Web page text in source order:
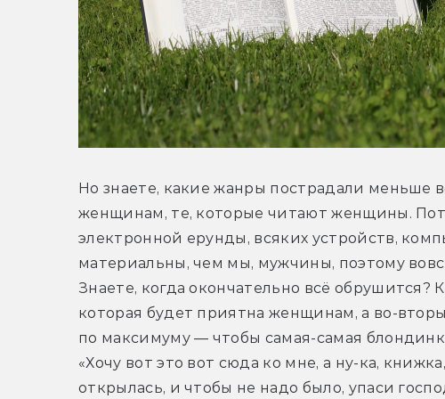
Но знаете, какие жанры пострадали меньше
женщинам, те, которые читают женщины.
электронной ерунды, всяких устройств,
материальны, чем мы, мужчины, поэтому
Знаете, когда окончательно всё обрушится?
которая будет приятна женщинам, а во-
по максимуму — чтобы самая-самая
«Хочу вот это вот сюда ко мне, а ну-ка,
открылась, и чтобы не надо было, упаси